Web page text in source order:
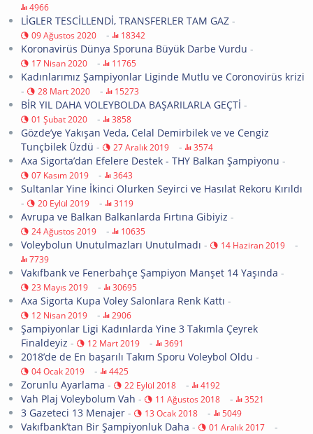
4966
LİGLER TESCİLLENDİ, TRANSFERLER TAM GAZ -
09 Ağustos 2020 - 18342
Koronavirüs Dünya Sporuna Büyük Darbe Vurdu -
17 Nisan 2020 - 11765
Kadınlarımız Şampiyonlar Liginde Mutlu ve Coronovirüs krizi
-
28 Mart 2020 - 15273
BİR YIL DAHA VOLEYBOLDA BAŞARILARLA GEÇTİ -
01 Şubat 2020 - 3858
Gözde’ye Yakışan Veda, Celal Demirbilek ve ve Cengiz
Tunçbilek Üzdü - 27 Aralık 2019 - 3574
Axa Sigorta’dan Efelere Destek - THY Balkan Şampiyonu -
07 Kasım 2019 - 3643
Sultanlar Yine İkinci Olurken Seyirci ve Hasılat Rekoru Kırıldı
-
20 Eylül 2019 - 3119
Avrupa ve Balkan Balkanlarda Fırtına Gibiyiz -
24 Ağustos 2019 - 10635
Voleybolun Unutulmazları Unutulmadı - 14 Haziran 2019 -
7739
Vakıfbank ve Fenerbahçe Şampiyon Manşet 14 Yaşında -
23 Mayıs 2019 - 30695
Axa Sigorta Kupa Voley Salonlara Renk Kattı -
12 Nisan 2019 - 2906
Şampiyonlar Ligi Kadınlarda Yine 3 Takımla Çeyrek
Finaldeyiz - 12 Mart 2019 - 3691
2018’de de En başarılı Takım Sporu Voleybol Oldu -
04 Ocak 2019 - 4425
Zorunlu Ayarlama - 22 Eylül 2018 - 4192
Vah Plaj Voleybolum Vah - 11 Ağustos 2018 - 3521
3 Gazeteci 13 Menajer - 13 Ocak 2018 - 5049
Vakıfbank’tan Bir Şampiyonluk Daha - 01 Aralık 2017 -